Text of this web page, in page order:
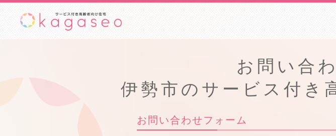
お問い合
伊勢市のサービス付き
お問い合わせフォーム